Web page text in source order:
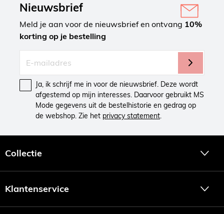
Nieuwsbrief
Meld je aan voor de nieuwsbrief en ontvang 10%
korting op je bestelling
Ja, ik schrijf me in voor de nieuwsbrief. Deze wordt
afgestemd op mijn interesses. Daarvoor gebruikt MS
Mode gegevens uit de bestelhistorie en gedrag op
de webshop. Zie het privacy statement.
Collectie
Klantenservice